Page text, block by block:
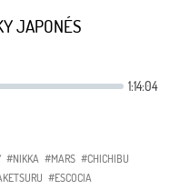
JAPONÉS
#NIKKA #MARS #CHICHIBU
#ESCOCIA